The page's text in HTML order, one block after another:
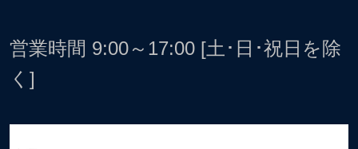
営業時間 9:00～17:00 [土･日･祝日を除
く]